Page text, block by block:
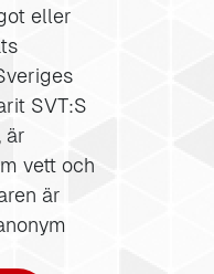
eller
SVT:S
är
vett och
är